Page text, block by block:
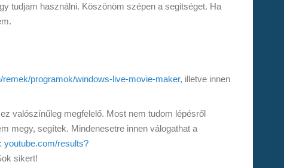
tudjam használni. Köszönöm szépen a segitséget. Ha
remek/programok/windows-live-movie-maker, illetve innen
valószínűleg megfelelő. Most nem tudom lépésről
megy, segítek. Mindenesetre innen válogathat a
youtube.com/results?
sikert!